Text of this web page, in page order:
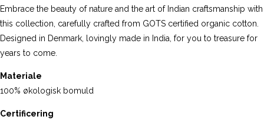
Embrace the beauty of nature and the art of Indian craftsmanship with
this collection, carefully crafted from GOTS certified organic cotton.
Designed in Denmark, lovingly made in India, for you to treasure for
years to come.
Materiale
100% økologisk bomuld
Certificering